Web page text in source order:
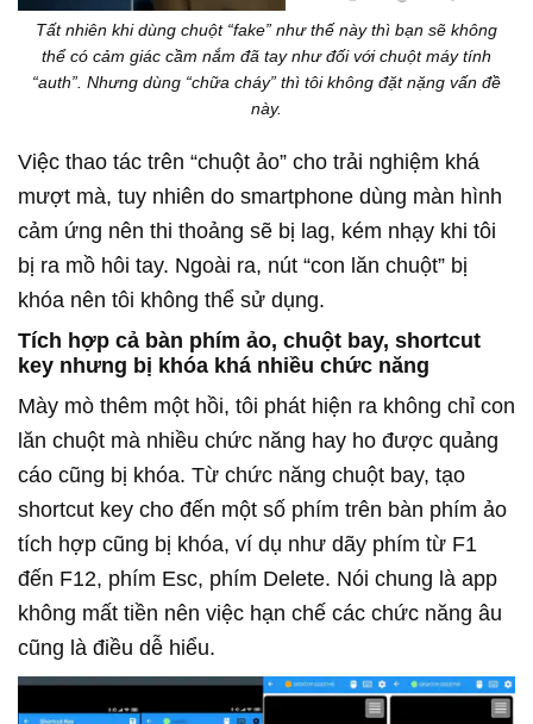
Tất nhiên khi dùng chuột “fake” như thế này thì bạn sẽ không
thể có cảm giác cầm nắm đã tay như đối với chuột máy tính
“auth”. Nhưng dùng “chữa cháy” thì tôi không đặt nặng vấn đề
này.
Việc thao tác trên “chuột ảo” cho trải nghiệm khá
mượt mà, tuy nhiên do smartphone dùng màn hình
cảm ứng nên thi thoảng sẽ bị lag, kém nhạy khi tôi
bị ra mồ hôi tay. Ngoài ra, nút “con lăn chuột” bị
khóa nên tôi không thể sử dụng.
Tích hợp cả bàn phím ảo, chuột bay, shortcut
key nhưng bị khóa khá nhiều chức năng
Mày mò thêm một hồi, tôi phát hiện ra không chỉ con
lăn chuột mà nhiều chức năng hay ho được quảng
cáo cũng bị khóa. Từ chức năng chuột bay, tạo
shortcut key cho đến một số phím trên bàn phím ảo
tích hợp cũng bị khóa, ví dụ như dãy phím từ F1
đến F12, phím Esc, phím Delete. Nói chung là app
không mất tiền nên việc hạn chế các chức năng âu
cũng là điều dễ hiểu.